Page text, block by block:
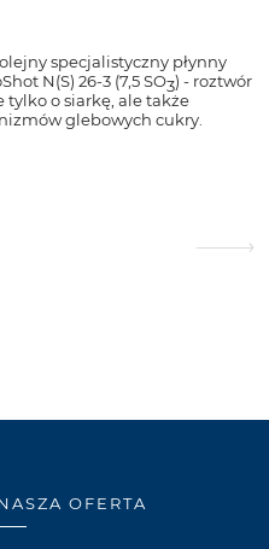
specjalistyczny płynny
N(S) 26-3 (7,5 SO3) - roztwór
o siarkę, ale także
glebowych cukry.
OFERTA